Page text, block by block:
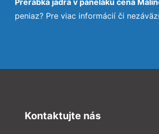
peniaz? Pre viac informácií či
Kontaktujte nás